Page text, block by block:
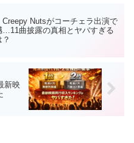
Creepy Nutsがコーチェラ出演で
…11曲披露の真相とヤバすぎる
新映